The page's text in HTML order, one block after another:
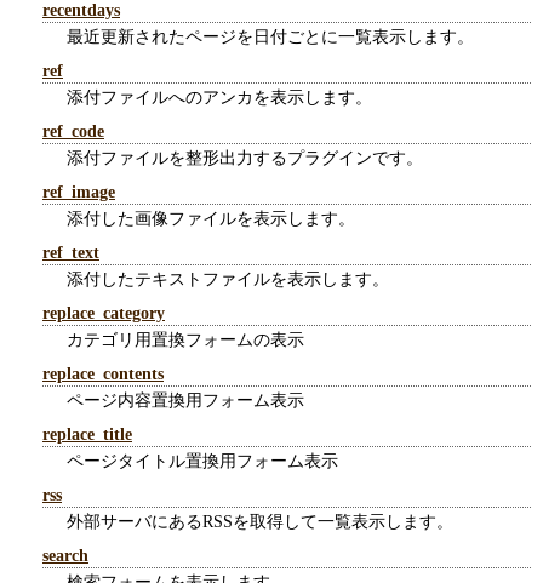
recentdays
最近更新されたページを日付ごとに一覧表示します。
ref
添付ファイルへのアンカを表示します。
ref_code
添付ファイルを整形出力するプラグインです。
ref_image
添付した画像ファイルを表示します。
ref_text
添付したテキストファイルを表示します。
replace_category
カテゴリ用置換フォームの表示
replace_contents
ページ内容置換用フォーム表示
replace_title
ページタイトル置換用フォーム表示
rss
外部サーバにあるRSSを取得して一覧表示します。
search